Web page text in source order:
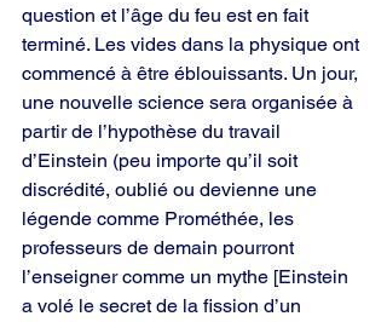
question et l’âge du feu est en fait
terminé. Les vides dans la physique ont
commencé à être éblouissants. Un jour,
une nouvelle science sera organisée à
partir de l’hypothèse du travail
d’Einstein (peu importe qu’il soit
discrédité, oublié ou devienne une
légende comme Prométhée, les
professeurs de demain pourront
l’enseigner comme un mythe [Einstein
a volé le secret de la fission d’un